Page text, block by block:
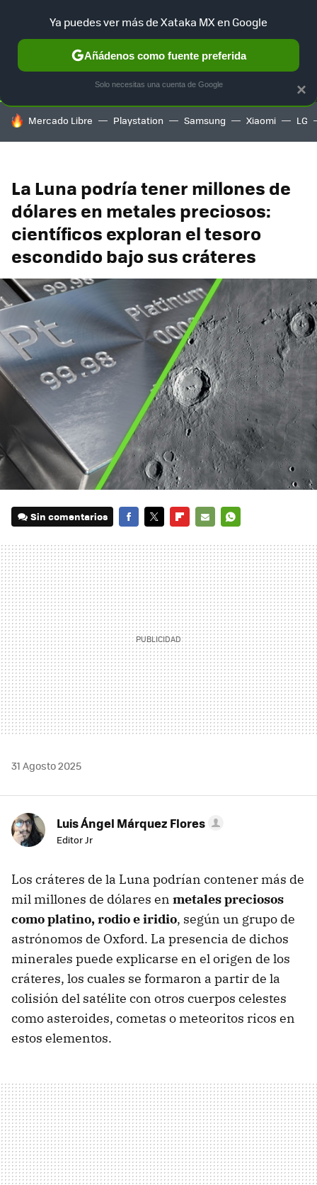
SELECCIÓN GAMING HOME AUTO TERRITORIO
HOY SE HABLA DE
Mercado Libre Playstation Samsung Xiaomi LG
La Luna podría tener millones de
dólares en metales preciosos:
científicos exploran el tesoro
escondido bajo sus cráteres
Sin comentarios
MAIL
31 Agosto 2025
Luis Ángel Márquez Flores
Editor Jr
Los cráteres de la Luna podrían contener más de
mil millones de dólares en metales preciosos
como platino, rodio e iridio, según un grupo de
astrónomos de Oxford. La presencia de dichos
minerales puede explicarse en el origen de los
cráteres, los cuales se formaron a partir de la
colisión del satélite con otros cuerpos celestes
como asteroides, cometas o meteoritos ricos en
estos elementos.
×
Ya puedes ver más de Xataka MX en Google
Añádenos como fuente preferida
Solo necesitas una cuenta de Google